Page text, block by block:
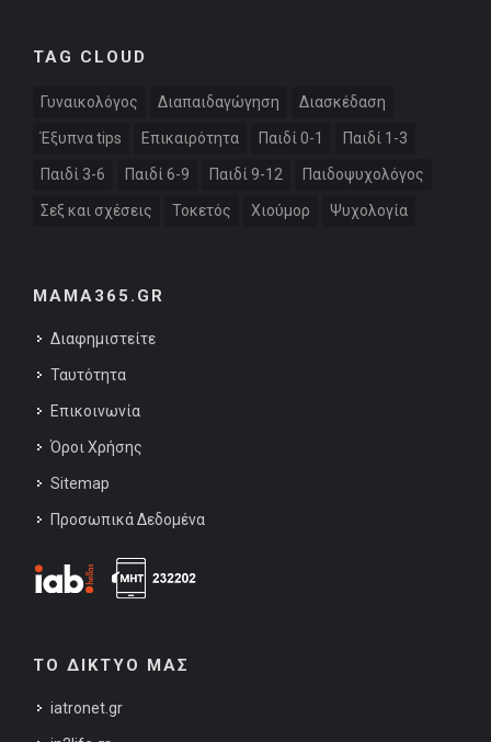
TAG CLOUD
Γυναικολόγος Διαπαιδαγώγηση Διασκέδαση
Έξυπνα tips Επικαιρότητα Παιδί 0-1 Παιδί 1-3
Παιδί 3-6 Παιδί 6-9 Παιδί 9-12 Παιδοψυχολόγος
Σεξ και σχέσεις Τοκετός Χιούμορ Ψυχολογία
MAMA365.GR
Διαφημιστείτε
Ταυτότητα
Επικοινωνία
Όροι Χρήσης
Sitemap
Προσωπικά Δεδομένα
ΤΟ ΔΙΚΤΥΟ ΜΑΣ
iatronet.gr